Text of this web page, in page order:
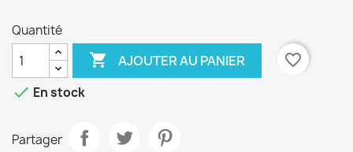
Quantité
 AJOUTER AU PANIER
favorite_border
 En stock
Partager